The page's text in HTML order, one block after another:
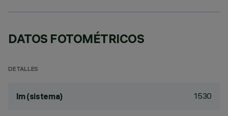
DATOS FOTOMÉTRICOS
DETALLES
lm (sistema) 1530